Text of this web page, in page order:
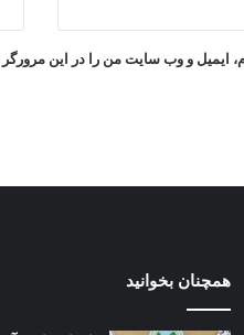
ایمیل و وب سایت من را در این مرورگر
همچنان بخوانید